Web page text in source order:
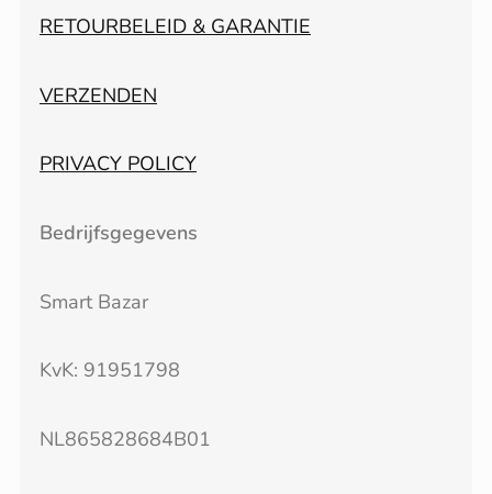
RETOURBELEID & GARANTIE
VERZENDEN
PRIVACY POLICY
Bedrijfsgegevens
Smart Bazar
KvK: 91951798
NL865828684B01